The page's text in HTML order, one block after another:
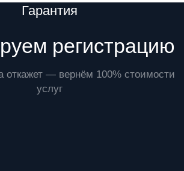
Гарантия
регистрацию
откажет — вернём 100% стоимости
услуг